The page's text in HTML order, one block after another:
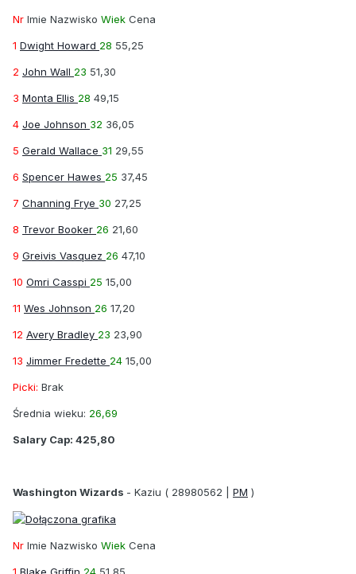
Nr Imie Nazwisko Wiek Cena
1 Dwight Howard 28 55,25
2 John Wall 23 51,30
3 Monta Ellis 28 49,15
4 Joe Johnson 32 36,05
5 Gerald Wallace 31 29,55
6 Spencer Hawes 25 37,45
7 Channing Frye 30 27,25
8 Trevor Booker 26 21,60
9 Greivis Vasquez 26 47,10
10 Omri Casspi 25 15,00
11 Wes Johnson 26 17,20
12 Avery Bradley 23 23,90
13 Jimmer Fredette 24 15,00
Picki: Brak
Średnia wieku: 26,69
Salary Cap: 425,80
Washington Wizards - Kaziu ( 28980562 | PM )
Nr Imie Nazwisko Wiek Cena